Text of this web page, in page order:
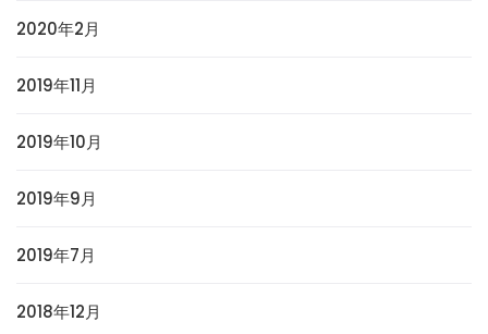
2020年2月
2019年11月
2019年10月
2019年9月
2019年7月
2018年12月